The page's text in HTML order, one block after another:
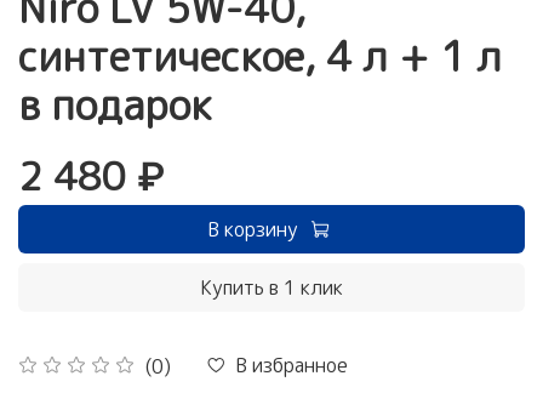
синтетическое, 4 л + 1 л
в подарок
(0) В избранное
2 480 ₽
В корзину
Купить в 1 клик